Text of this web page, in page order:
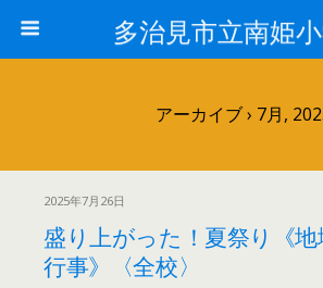
多治見市立南姫
アーカイブ › 7月,
2025年7月26日
盛り上がった！夏祭り《
行事》〈全校〉